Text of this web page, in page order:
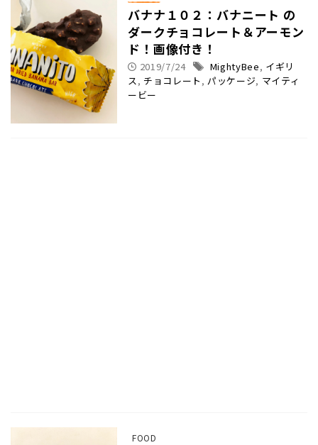
バナナ１０２：バナニート の
ダークチョコレート＆アーモン
ド！画像付き！
2019/7/24 MightyBee, イギリ
ス, チョコレート ,パッケージ, マイティ
ービー
FOOD